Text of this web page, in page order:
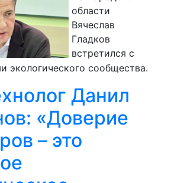
области
Вячеслав
Гладков
встретился с
экологического сообщества.
Данил
«Доверие
– это